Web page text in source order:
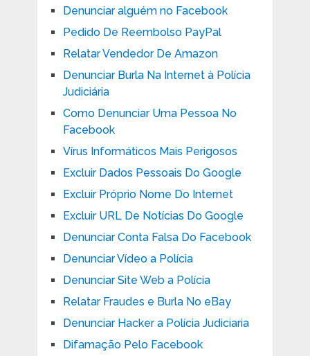
Denunciar alguém no Facebook
Pedido De Reembolso PayPal
Relatar Vendedor De Amazon
Denunciar Burla Na Internet à Polícia
Judiciária
Como Denunciar Uma Pessoa No
Facebook
Vírus Informáticos Mais Perigosos
Excluir Dados Pessoais Do Google
Excluir Próprio Nome Do Internet
Excluir URL De Notícias Do Google
Denunciar Conta Falsa Do Facebook
Denunciar Vídeo a Polícia
Denunciar Site Web a Polícia
Relatar Fraudes e Burla No eBay
Denunciar Hacker a Polícia Judiciaria
Difamação Pelo Facebook